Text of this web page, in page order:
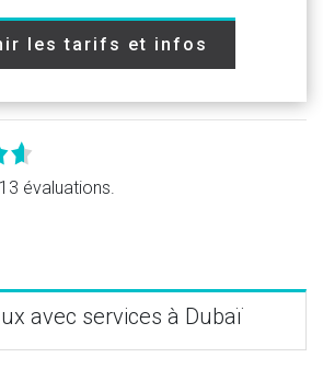
les tarifs et infos
évaluations.
avec services à Dubaï